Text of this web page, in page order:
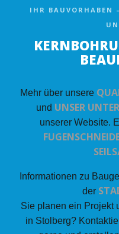
IHR BAUVORHABEN
Mehr über unsere
und UNSER
unserer Website.
Informationen zu
der
Sie planen ein Projekt
in Stolberg?